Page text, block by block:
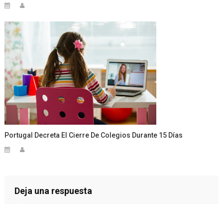
Portugal Decreta El Cierre De Colegios Durante 15 Días
Deja una respuesta